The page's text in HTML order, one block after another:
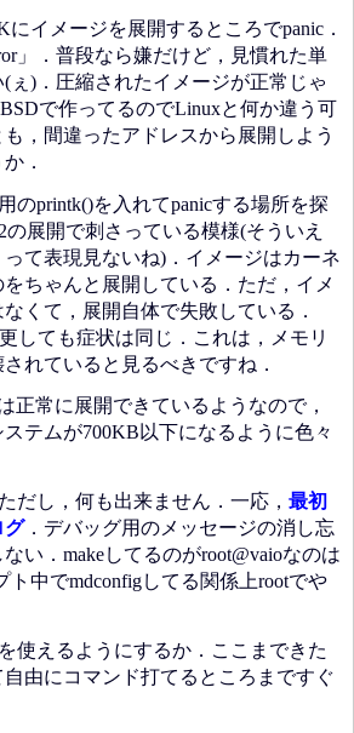
イメージを展開するところでpanic．
」．普段なら嫌だけど，見慣れた単
ぇ)．圧縮されたイメージが正常じゃ
で作ってるのでLinuxと何か違う可
，間違ったアドレスから展開しよう
．
のprintk()を入れてpanicする場所を探
の展開で刺さっている模様(そういえ
て表現見ないね)．イメージはカーネ
ちゃんと展開している．ただ，イメ
くて，展開自体で失敗している．
しても症状は同じ．これは，メモリ
されていると見るべきですね．
正常に展開できているようなので，
テムが700KB以下になるように色々
だし，何も出来ません．一応， 最初
グ．デバッグ用のメッセージの消し忘
い．makeしてるのがroot@vaioなのは
ト中でmdconfigしてる関係上rootでや
使えるようにするか．ここまできた
由にコマンド打てるところまですぐ